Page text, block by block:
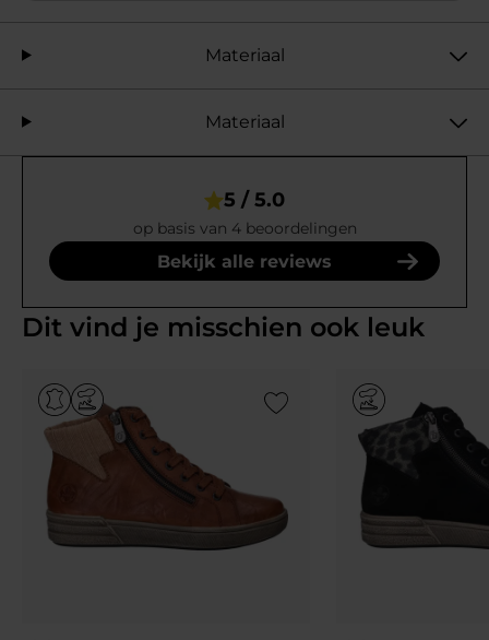
Materiaal
Materiaal
5 / 5.0
op basis van 4 beoordelingen
Bekijk alle reviews
Dit vind je misschien ook leuk
Add to Wishlist